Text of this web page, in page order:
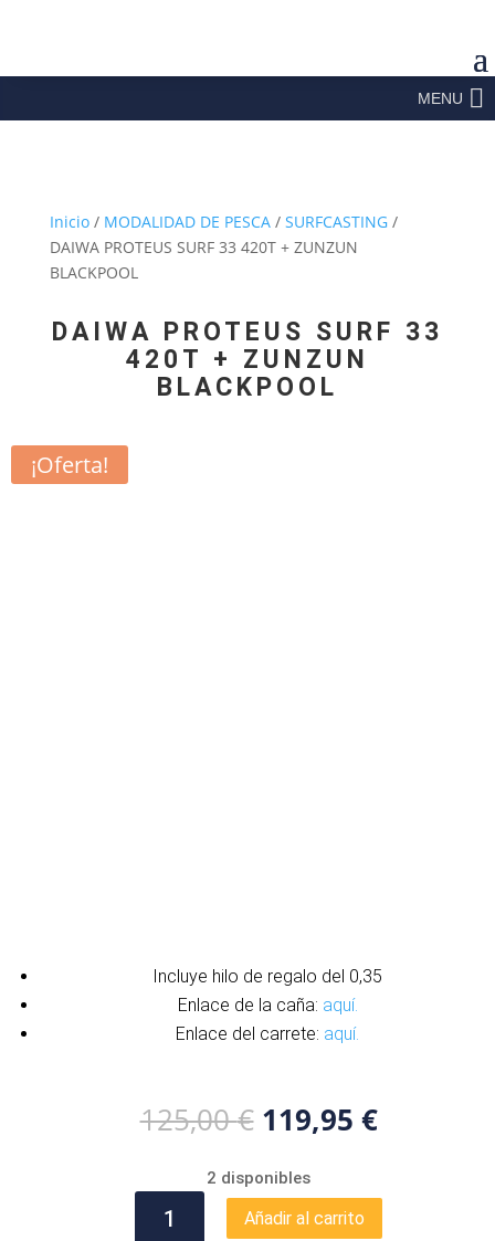
MENU
Inicio/ MODALIDAD DE PESCA/ SURFCASTING/
DAIWA PROTEUS SURF 33 420T + ZUNZUN
BLACKPOOL
DAIWA PROTEUS SURF 33
420T + ZUNZUN
BLACKPOOL
¡Oferta!
Incluye hilo de regalo del 0,35
Enlace de la caña: aquí.
Enlace del carrete: aquí.
125,00€ El
precio
original
era:
125,00 €.
119,95 €El
precio
es:
2 disponibles
PROTEUS
Añadir al carrito